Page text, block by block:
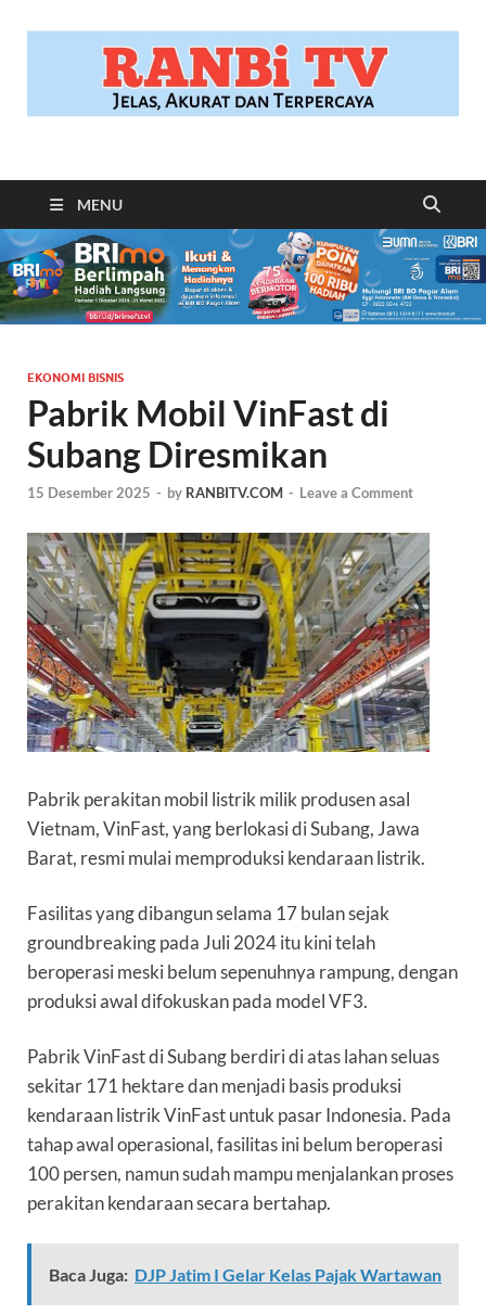
RANBITV.COM
MENU
EKONOMI BISNIS
Pabrik Mobil VinFast di
Subang Diresmikan
15 Desember 2025 - by RANBITV.COM - Leave a Comment
Pabrik perakitan mobil listrik milik produsen asal
Vietnam,VinFast, yang berlokasi di Subang, Jawa
Barat, resmi mulai memproduksi kendaraan listrik.
Fasilitas yang dibangun selama 17 bulan sejak
groundbreaking pada Juli 2024 itu kini telah
beroperasi meski belum sepenuhnya rampung, dengan
produksi awal difokuskan pada model VF3.
Pabrik VinFast di Subang berdiri di atas lahan seluas
sekitar 171 hektare dan menjadi basis produksi
kendaraan listrik VinFast untuk pasar Indonesia. Pada
tahap awal operasional, fasilitas ini belum beroperasi
100 persen, namun sudah mampu menjalankan proses
perakitan kendaraan secara bertahap.
Baca Juga: DJP Jatim I Gelar Kelas Pajak Wartawan